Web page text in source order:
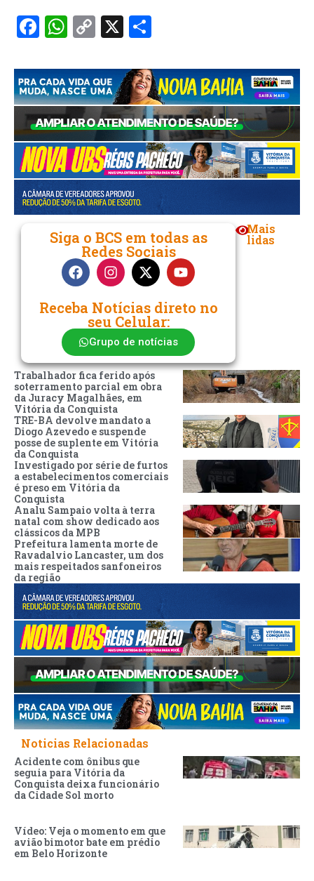
Facebook
WhatsApp
Copy
X
Siga o BCS em todas as
Redes Sociais
Receba Notícias direto no
seu Celular:
Grupo de notícias
Mais
lidas
Trabalhador fica ferido após
soterramento parcial em obra
da Juracy Magalhães, em
Vitória da Conquista
TRE-BA devolve mandato a
Diogo Azevedo e suspende
posse de suplente em Vitória
da Conquista
Investigado por série de furtos
a estabelecimentos comerciais
é preso em Vitória da
Conquista
Analu Sampaio volta à terra
natal com show dedicado aos
clássicos da MPB
Prefeitura lamenta morte de
Ravadalvio Lancaster, um dos
mais respeitados sanfoneiros
da região
Noticias Relacionadas
Acidente com ônibus que
seguia para Vitória da
Conquista deixa funcionário
da Cidade Sol morto
Vídeo: Veja o momento em que
avião bimotor bate em prédio
em Belo Horizonte